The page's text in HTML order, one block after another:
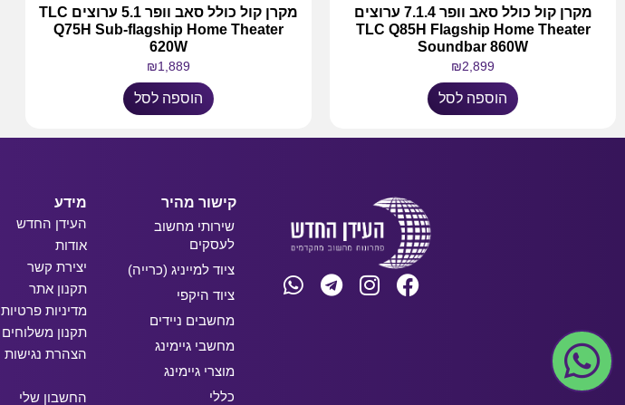
מקרן קול כולל סאב וופר 7.1.4 ערוצים
TLC Q85H Flagship Home Theater
Soundbar 860W
₪2,899
הוספה לסל
מקרן קול כולל סאב וופר 5.1 ערוצים TLC
Q75H Sub-flagship Home Theater
620W
₪1,889
הוספה לסל
קישור מהיר
שירותי מחשוב
לעסקים
ציוד למייניג (כרייה)
ציוד היקפי
מחשבים ניידים
מחשבי גיימינג
מוצרי גיימינג
כללי
מידע
העידן החדש
אודות
יצירת קשר
תקנון אתר
מדיניות פרטיות
תקנון משלוחים
הצהרת נגישות
החשבון שלי